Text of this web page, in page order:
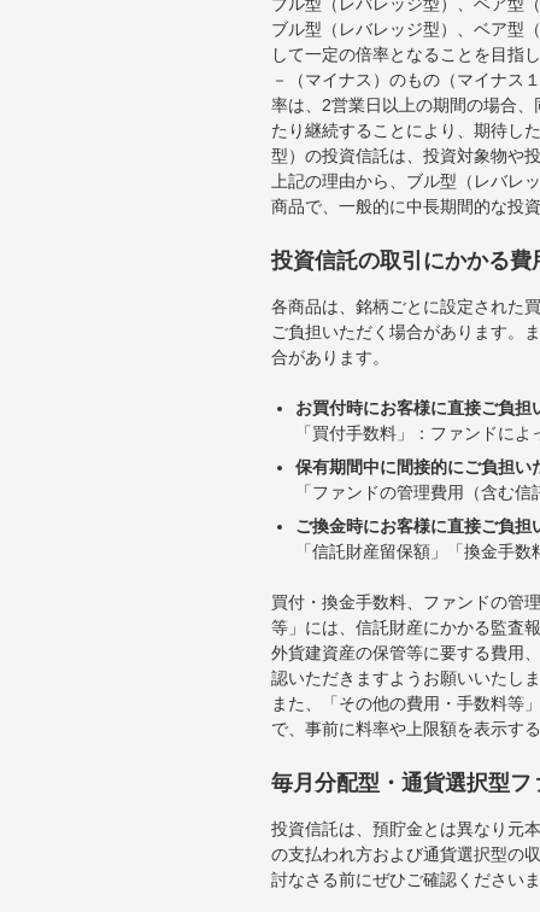
ブル型（レバレッジ型）、ベア型
して一定の倍率となることを目指
－（マイナス）のもの（マイナス
率は、2営業日以上の期間の場合
たり継続することにより、期待し
型）の投資信託は、投資対象物や
上記の理由から、ブル型（レバレ
商品で、一般的に中長期間的な投
投資信託の取引にかかる費
各商品は、銘柄ごとに設定された
ご負担いただく場合があります。
合があります。
お買付時にお客様に直接ご負担
「買付手数料」：ファンドに
保有期間中に間接的にご負担い
「ファンドの管理費用（含む
ご換金時にお客様に直接ご負担
「信託財産留保額」「換金手
買付・換金手数料、ファンドの管
等」には、信託財産にかかる監査
外貨建資産の保管等に要する費用
認いただきますようお願いいたし
また、「その他の費用・手数料等
で、事前に料率や上限額を表示す
毎月分配型・通貨選択型
投資信託は、預貯金とは異なり元
の支払われ方および通貨選択型の
討なさる前にぜひご確認ください